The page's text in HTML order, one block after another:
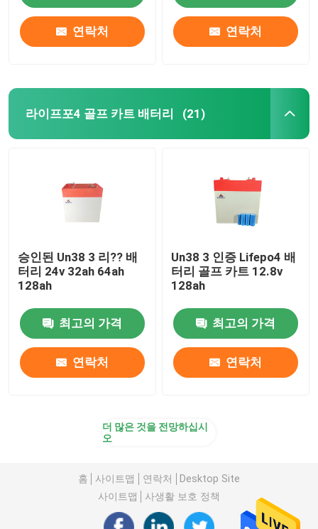
연락처 연락처
라이프포4 골프 카트 배터리 (21)
승인된 Un38 3 리?? 배
터리 24v 32ah 64ah
128ah
최고의 가격
연락처
Un38 3 인증 Lifepo4 배
터리 골프 카트 12.8v
128ah
최고의 가격
연락처
더 많은 것을 전망하십시
오
홈 사이트맵 연락처
Desktop Site
사이트맵
사생활 보호 정책